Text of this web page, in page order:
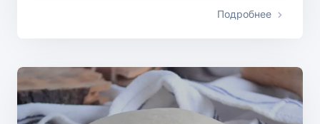
Подробнее